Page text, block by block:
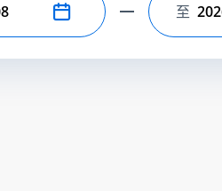
選擇
至